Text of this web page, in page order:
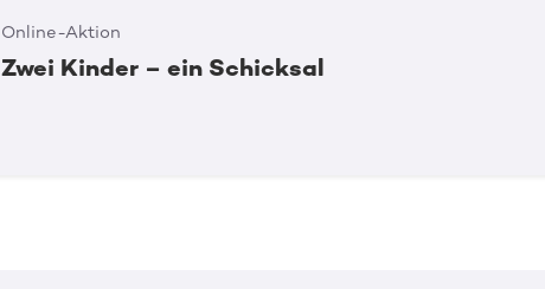
Online-Aktion
Zwei Kinder – ein Schicksal